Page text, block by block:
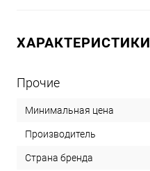
ХАРАКТЕРИСТИКИ
Прочие
Минимальная цена
Производитель
Страна бренда